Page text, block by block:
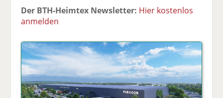
Der BTH-Heimtex Newsletter: Hier kostenlos
anmelden